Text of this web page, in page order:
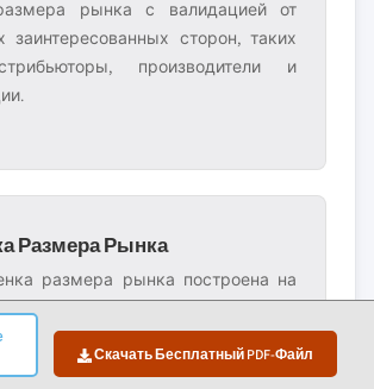
Скачать Бесплатный PDF-Файл
рынка с валидацией от
заинтересованных сторон, таких
производители и
Размера Рынка
размера рынка построена на
анализа, начиная с
выручке компаний, полученных
в ходе первичных